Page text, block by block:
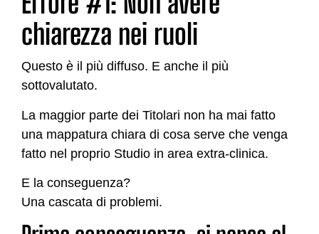
chiarezza nei ruoli
Questo è il più diffuso. E anche il più
sottovalutato.
La maggior parte dei Titolari non ha mai fatto
una mappatura chiara di cosa serve che venga
fatto nel proprio Studio in area extra-clinica.
E la conseguenza?
Una cascata di problemi.